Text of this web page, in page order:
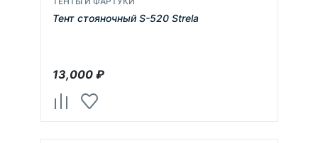
Тент стояночный S-520 Strela
13,000₽